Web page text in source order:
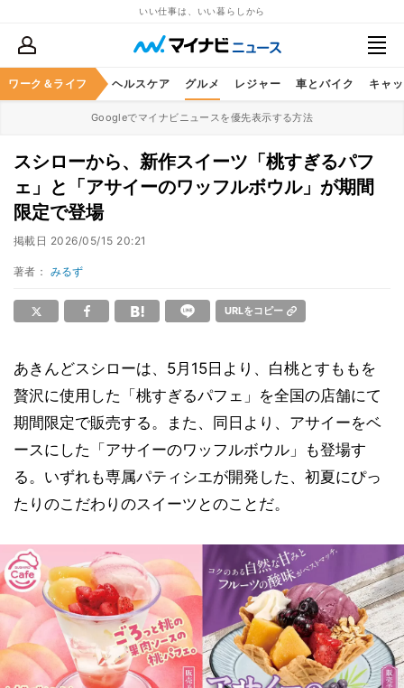
いい仕事は、いい暮らしから
ワーク＆ライフ
マネー 暮らし ヘルスケア グルメ レジャー 車とバイク キャ
Googleでマイナビニュースを優先表示する方法
スシローから、新作スイーツ「桃すぎるパフ
ェ」と「アサイーのワッフルボウル」が期間
限定で登場
掲載日 2026/05/15 20:21
著者： みるず
URLをコピー
あきんどスシローは、5月15日より、白桃とすももを
贅沢に使用した「桃すぎるパフェ」を全国の店舗にて
期間限定で販売する。また、同日より、アサイーをベ
ースにした「アサイーのワッフルボウル」も登場す
る。いずれも専属パティシエが開発した、初夏にぴっ
たりのこだわりのスイーツとのことだ。